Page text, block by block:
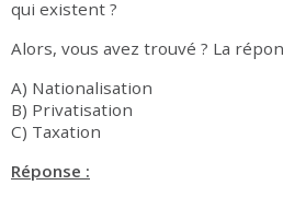
qui existent ?
Alors, vous avez trouvé ? La
A) Nationalisation
B) Privatisation
C) Taxation
Réponse :